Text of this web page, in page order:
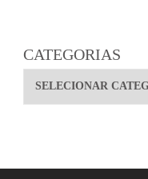
CATEGORIAS